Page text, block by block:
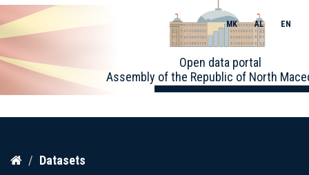
Skip
Open data portal
Assembly of the Republic of North
MK AL EN
Datasets